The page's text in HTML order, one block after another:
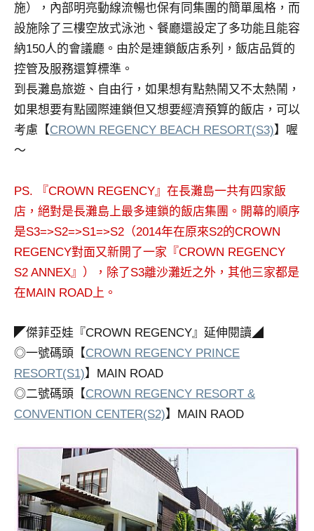
各
發
表
及
活
動
主
企
業
講
落
客
旅
遊
雜
誌
專
欄、
光
合
作
達
施），內部明亮動線流暢也保有同集團的簡單風格，而
設施除了三樓空放式泳池、餐廳還設定了多功能且能容
納150人的會議廳。由於是連鎖飯店系列，飯店品質的
控管及服務還算標準。
到長灘島旅遊、自由行，如果想有點熱鬧又不太熱鬧，
如果想要有點國際連鎖但又想要經濟預算的飯店，可以
考慮【CROWN REGENCY BEACH RESORT(S3)】喔
～
PS. 『CROWN REGENCY』在長灘島一共有四家飯
店，絕對是長灘島上最多連鎖的飯店集團。開幕的順序
是S3=>S2=>S1=>S2（2014年在原來S2的CROWN
REGENCY對面又新開了一家『CROWN REGENCY
S2 ANNEX』），除了S3離沙灘近之外，其他三家都是
在MAIN ROAD上。
◤傑菲亞娃『CROWN REGENCY』延伸閱讀◢
◎一號碼頭【CROWN REGENCY PRINCE
RESORT(S1)】MAIN ROAD
◎二號碼頭【CROWN REGENCY RESORT &
CONVENTION CENTER(S2)】MAIN RAOD